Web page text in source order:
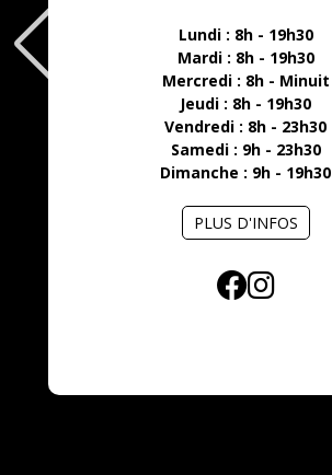
Lundi : 8h - 19h30
Mardi : 8h - 19h30
Mercredi : 8h - Minuit
Jeudi : 8h - 19h30
Vendredi : 8h - 23h30
Samedi : 9h - 23h30
Dimanche : 9h - 19h30
PLUS D'INFOS